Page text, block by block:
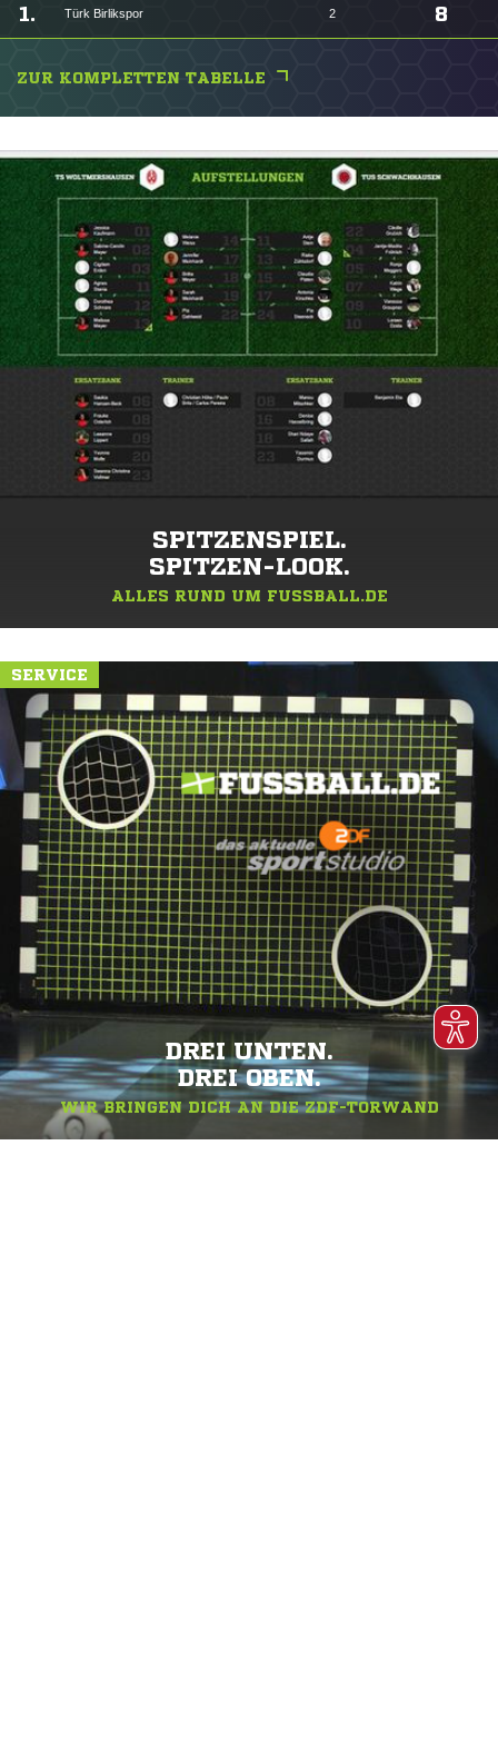
1. Türk Birlikspor 2 8
ZUR KOMPLETTEN TABELLE
SPITZENSPIEL.
SPITZEN-LOOK.
ALLES RUND UM FUSSBALL.DE
SERVICE
DREI UNTEN.
DREI OBEN.
WIR BRINGEN DICH AN DIE ZDF-TORWAND